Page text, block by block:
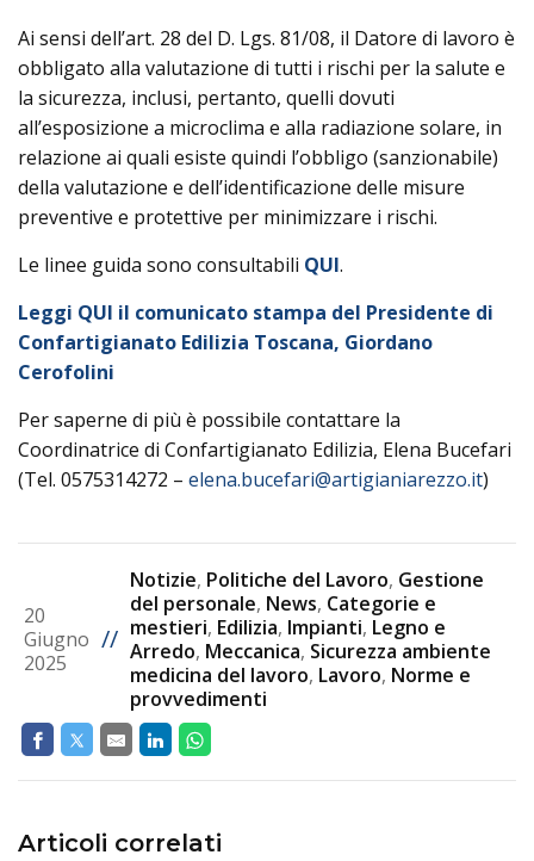
Ai sensi dell’art. 28 del D. Lgs. 81/08, il Datore di lavoro è
obbligato alla valutazione di tutti i rischi per la salute e
la sicurezza, inclusi, pertanto, quelli dovuti
all’esposizione a microclima e alla radiazione solare, in
relazione ai quali esiste quindi l’obbligo (sanzionabile)
della valutazione e dell’identificazione delle misure
preventive e protettive per minimizzare i rischi.
Le linee guida sono consultabili QUI.
Leggi QUI il comunicato stampa del Presidente di
Confartigianato Edilizia Toscana, Giordano
Cerofolini
Per saperne di più è possibile contattare la
Coordinatrice di Confartigianato Edilizia, Elena Bucefari
(Tel. 0575314272 – elena.bucefari@artigianiarezzo.it)
20
Giugno
2025
//
Notizie, Politiche del Lavoro, Gestione
del personale, News, Categorie e
mestieri, Edilizia, Impianti, Legno e
Arredo, Meccanica, Sicurezza ambiente
medicina del lavoro, Lavoro, Norme e
provvedimenti
Articoli correlati